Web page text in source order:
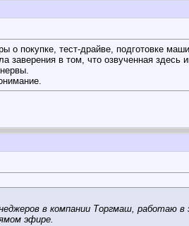
покупке, тест-драйве, подготовке
заверения в том, что озвученная
в компании Торгмаш, работаю в
эфире.